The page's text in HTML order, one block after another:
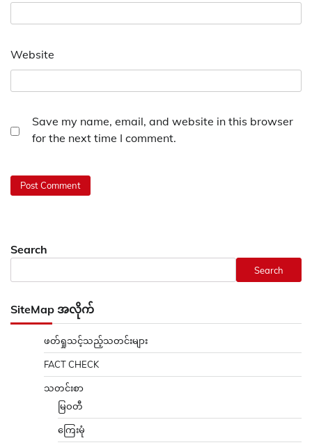
Website
Save my name, email, and website in this browser
for the next time I comment.
Search
Search
SiteMap အလိုက်
ဖတ်ရှုသင့်သည့်သတင်းများ
FACT CHECK
သတင်းစာ
မြဝတီ
ကြေးမုံ